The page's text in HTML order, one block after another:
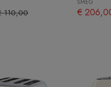
110,00
SMEG
€